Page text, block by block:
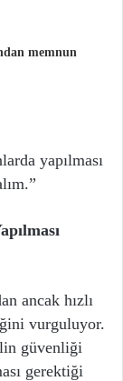
memnun
yapılması
ancak hızlı
vurguluyor.
güvenliği
gerektiği